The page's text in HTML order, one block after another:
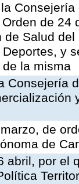
de 24
Salud
y
la misma
Consejería
de
de
abril, por el